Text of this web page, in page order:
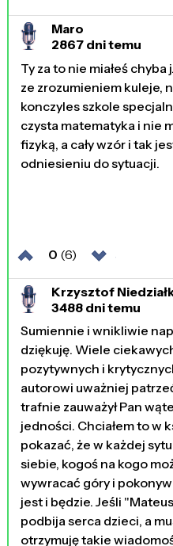
Maro
2867 dni temu
Ty za to nie miałeś
ze zrozumieniem kuleje,
konczyles szkole
czysta matematyka i nie
fizyką, a cały wzór i tak
odniesieniu do sytuacji.
0 (6)
Krzysztof
3488 dni temu
Sumiennie i wnikliwie
dziękuję. Wiele
pozytywnych i
autorowi uważniej
trafnie zauważył Pan
jedności. Chciałem to w
pokazać, że w każdej
siebie, kogoś na kogo
wywracać góry i
jest i będzie. Jeśli
podbija serca dzieci, a
otrzymuję takie